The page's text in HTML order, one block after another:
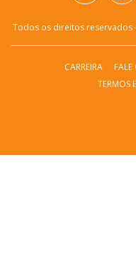
Todos os direitos reservados
CARREIRA
TERMOS